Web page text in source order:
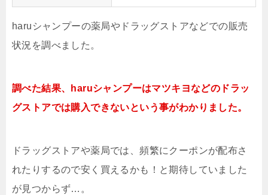
haruシャンプーの薬局やドラッグストアなどでの販売
状況を調べました。
調べた結果、haruシャンプーはマツキヨなどのドラッ
グストアでは購入できないという事がわかりました。
ドラッグストアや薬局では、頻繁にクーポンが配布さ
れたりするので安く買えるかも！と期待していました
が見つからず…。